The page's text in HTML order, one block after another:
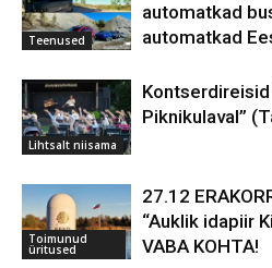
Teenused
automatkad
automatkad
Lihtsalt niisama
Kontserdireisid
Piknikulaval”
Toimunud
üritused
27.12
“Auklik idapiir
VABA KOHTA!